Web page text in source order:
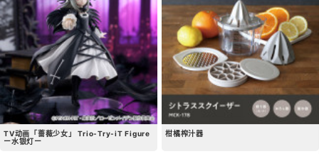
TV动画「蔷薇少女」 Trio-Try-iT Figure
ー水银灯ー
柑橘榨汁器